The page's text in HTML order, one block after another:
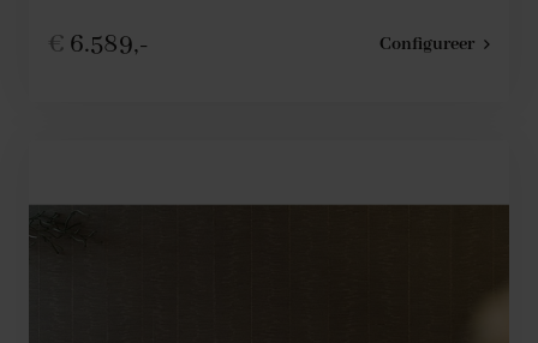
€ 6.589,- Configureer